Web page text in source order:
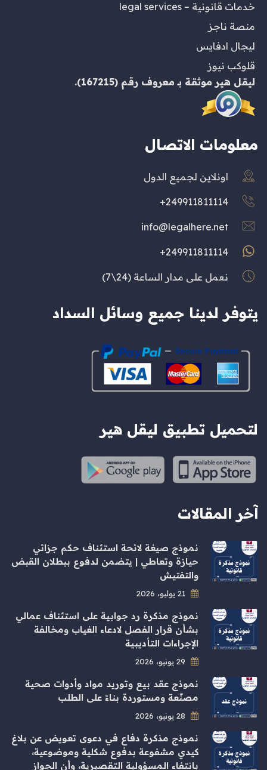
خدمات قانونية – legal services
منصة ناجز
ليجال ادفايس
قلوكب نيوز
ليقل هير موثقة بـ معروف رقم (167215).
معلومات الاتصال
اونلاين لجميع الدول
249911811114+
info@legalhere.net
249911811114+
نعمل على مدار الساعة (24\7)
يتوفر لدينا جميع وسائل السداد
لتحميل تطبيق ليقل هير
آخر المقالات
نموذج صيغة لائحة استئناف حكم جزائي
حيازة وتعاطي | يتضمن لدفوع ببطلان القبض
والتفتيش
نموذج مذكرة رد جوابية على استئناف عمالي
بشأن قرار الفصل لادعاء الغياب ومخالفة
الإجراءات التأديبية
نموذج عقد بيع وتوريد مواد وأدوات صحية
مصنّعة ومستوردة بناءً على الطلب
نموذج مذكرة دفاع في دعوى تعويض عن بلاغ
كيدي مشفوعة بدفوع شكلية وموضوعية،
بانتفاء المسؤولية التقصيرية، وأن الجواز